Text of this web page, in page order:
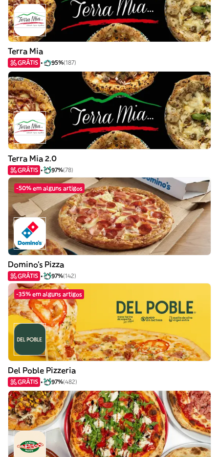
Terra Mia
GRÁTIS 95%(187)
Terra Mia 2.0
GRÁTIS 97%(78)
-50% em alguns artigos
Domino's Pizza
GRÁTIS 97%(142)
-35% em alguns artigos
Del Poble Pizzeria
GRÁTIS 97%(482)